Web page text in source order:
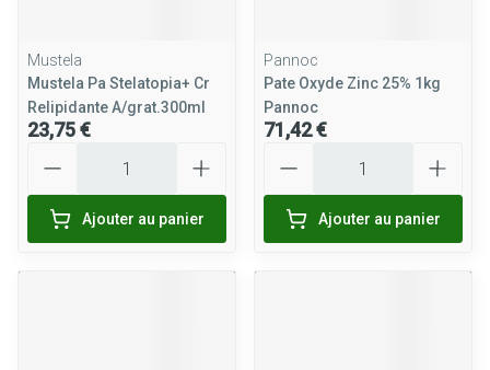
Mustela
Mustela Pa Stelatopia+ Cr
Relipidante A/grat.300ml
23,75 €
Ajouter au panier
Pannoc
Pate Oxyde Zinc 25% 1kg
Pannoc
71,42 €
Ajouter au panier